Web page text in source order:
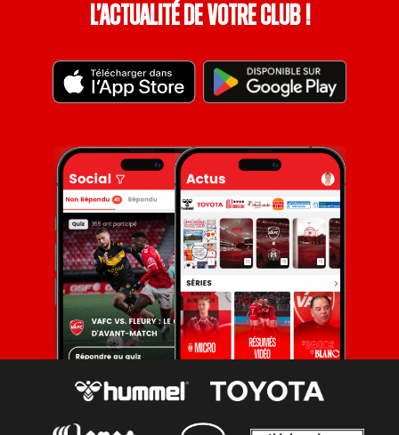
l’actualité de votre club !